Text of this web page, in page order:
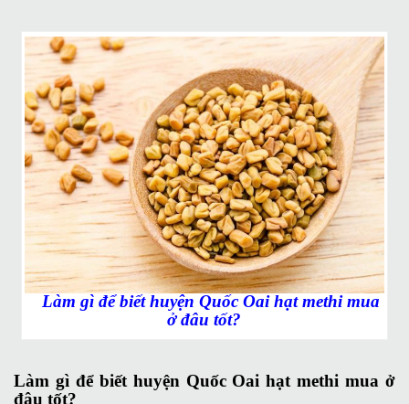
Làm gì để biết huyện Quốc Oai hạt methi mua
ở đâu tốt?
Làm gì để biết huyện Quốc Oai hạt methi mua ở
đâu tốt?